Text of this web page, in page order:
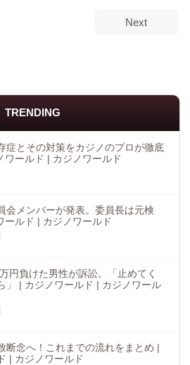
Next
TRENDING
症とその対策をカジノのプロが徹底
ワールド | カジノワールド
会メンバーが発表。委員長は元検
ールド | カジノワールド
円負けた男性が訴訟。「止めてく
」 | カジノワールド | カジノワール
断念へ！これまでの流れをまとめ |
| カジノワールド